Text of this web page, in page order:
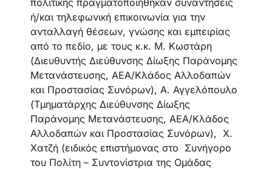
ή/και τηλεφωνική επικοινωνία για την
ανταλλαγή θέσεων, γνώσης και εμπειρίας
από το πεδίο, με τους κ.κ. Μ. Κωστάρη
(Διευθυντής Διεύθυνσης Δίωξης Παράνομης
Μετανάστευσης, ΑΕΑ/Κλάδος Αλλοδαπών
και Προστασίας Συνόρων), Α. Αγγελόπουλο
(Τμηματάρχης Διεύθυνσης Δίωξης
Παράνομης Μετανάστευσης, ΑΕΑ/Κλάδος
Αλλοδαπών και Προστασίας Συνόρων), Χ.
Χατζή (ειδικός επιστήμονας στο Συνήγορο
του Πολίτη – Συντονίστρια της Ομάδας